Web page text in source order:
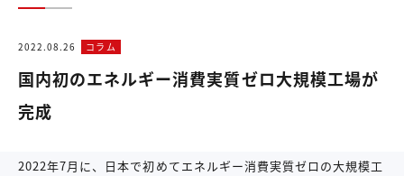
2022.08.26 コラム
国内初のエネルギー消費実質ゼロ大規模工場が
完成
2022年7月に、日本で初めてエネルギー消費実質ゼロの大規模工